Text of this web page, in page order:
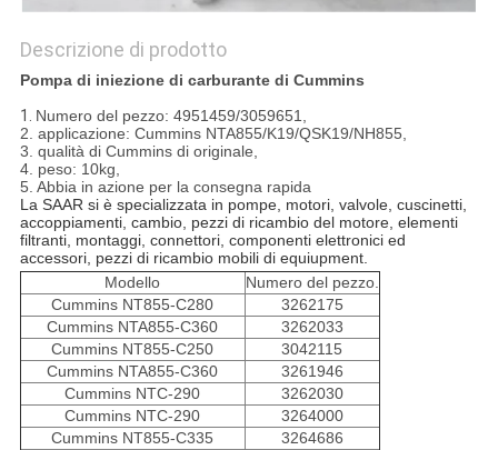
Descrizione di prodotto
Pompa di iniezione di carburante di Cummins
1. Numero del pezzo: 4951459/3059651,
2. applicazione: Cummins NTA855/K19/QSK19/NH855,
3. qualità di Cummins di originale,
4. peso: 10kg,
5. Abbia in azione per la consegna rapida
La SAAR si è specializzata in pompe, motori, valvole, cuscinetti,
accoppiamenti, cambio, pezzi di ricambio del motore, elementi
filtranti, montaggi, connettori, componenti elettronici ed
accessori, pezzi di ricambio mobili di equiupment.
Modello
Numero del pezzo.
Cummins NT855-C280
3262175
Cummins NTA855-C360
3262033
Cummins NT855-C250
3042115
Cummins NTA855-C360
3261946
Cummins NTC-290
3262030
Cummins NTC-290
3264000
Cummins NT855-C335
3264686